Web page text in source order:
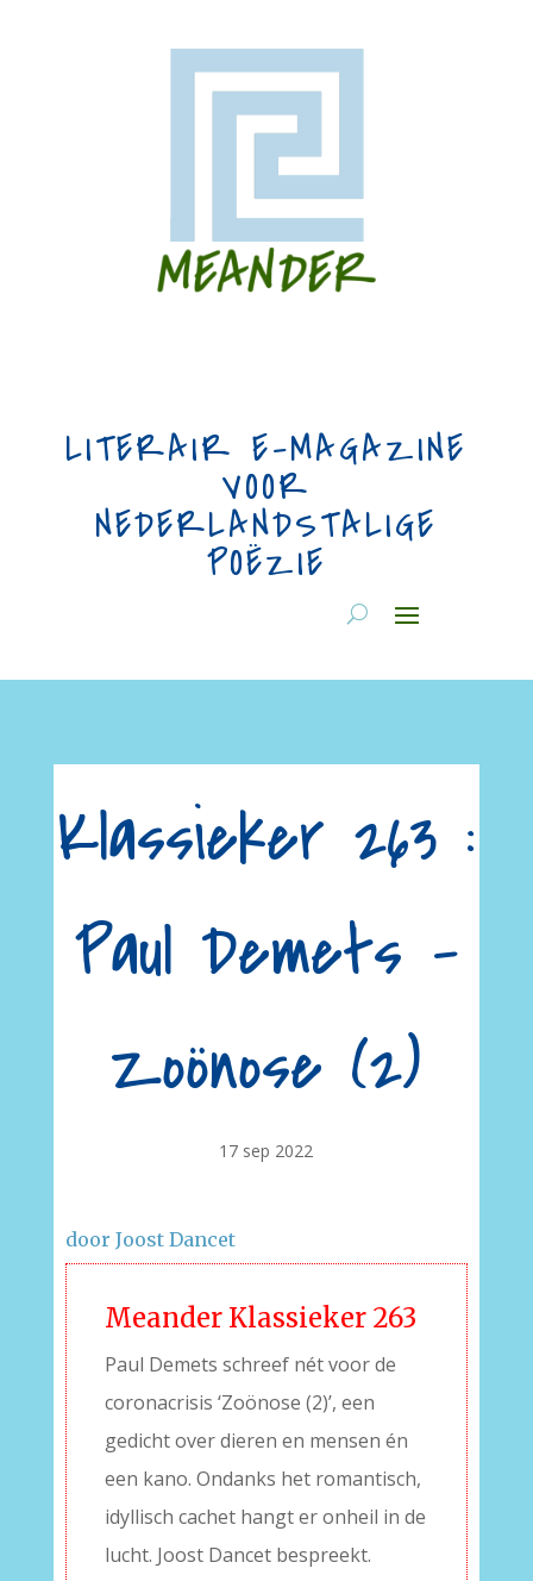
LITERAIR E-MAGAZINE
VOOR
NEDERLANDSTALIGE
POËZIE
Klassieker 263 :
Paul Demets –
Zoönose (2)
17 sep 2022
door Joost Dancet
Meander Klassieker 263
Paul Demets schreef nét voor de
coronacrisis ‘Zoönose (2)’, een
gedicht over dieren en mensen én
een kano. Ondanks het romantisch,
idyllisch cachet hangt er onheil in de
lucht. Joost Dancet bespreekt.